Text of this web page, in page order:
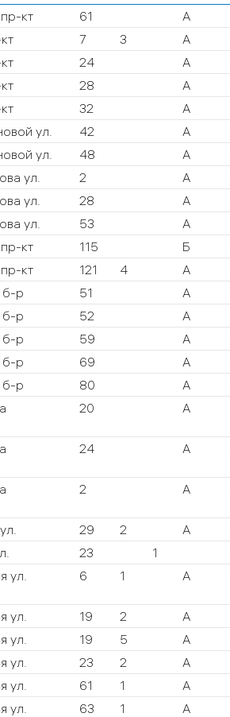
кт 61 А
7 3 А
24 А
28 А
32 А
ул. 42 А
ул. 48 А
ул. 2 А
ул. 28 А
ул. 53 А
кт 115 Б
кт 121 4 А
б-р 51 А
б-р 52 А
б-р 59 А
б-р 69 А
б-р 80 А
20 А
24 А
2 А
29 2 А
23 1
ул. 6 1 А
ул. 19 2 А
ул. 19 5 А
ул. 23 2 А
ул. 61 1 А
ул. 63 1 А